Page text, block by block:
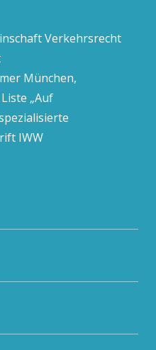
Verkehrsrecht
München,
„Auf
IWW